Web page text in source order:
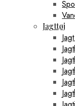
Jagttøj